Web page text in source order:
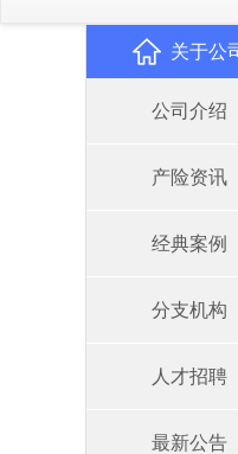
关于公
公司介绍
产险资讯
经典案例
分支机构
人才招聘
最新公告